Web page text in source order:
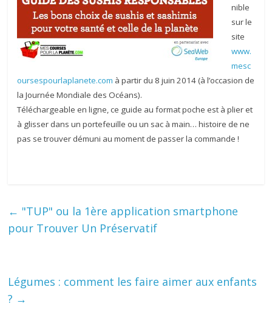
nible
sur le
site
www.
mesc
oursespourlaplanete.com à partir du 8 juin 2014 (à l’occasion de
la Journée Mondiale des Océans).
Téléchargeable en ligne, ce guide au format poche est à plier et
à glisser dans un portefeuille ou un sac à main… histoire de ne
pas se trouver démuni au moment de passer la commande !
← "TUP" ou la 1ère application smartphone
pour Trouver Un Préservatif
Légumes : comment les faire aimer aux enfants
? →